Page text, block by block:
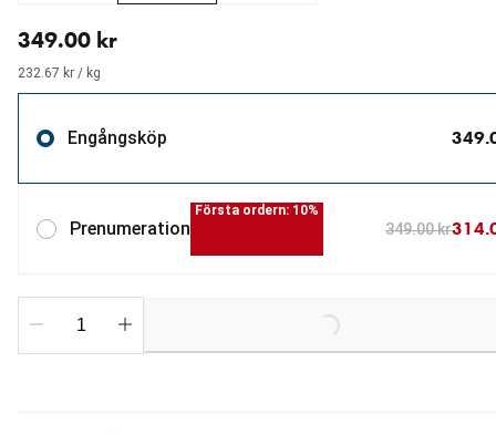
349.00 kr
232.67 kr / kg
Engångsköp
Prenumeration
Första ordern: 10%
349.00 kr
Loading...